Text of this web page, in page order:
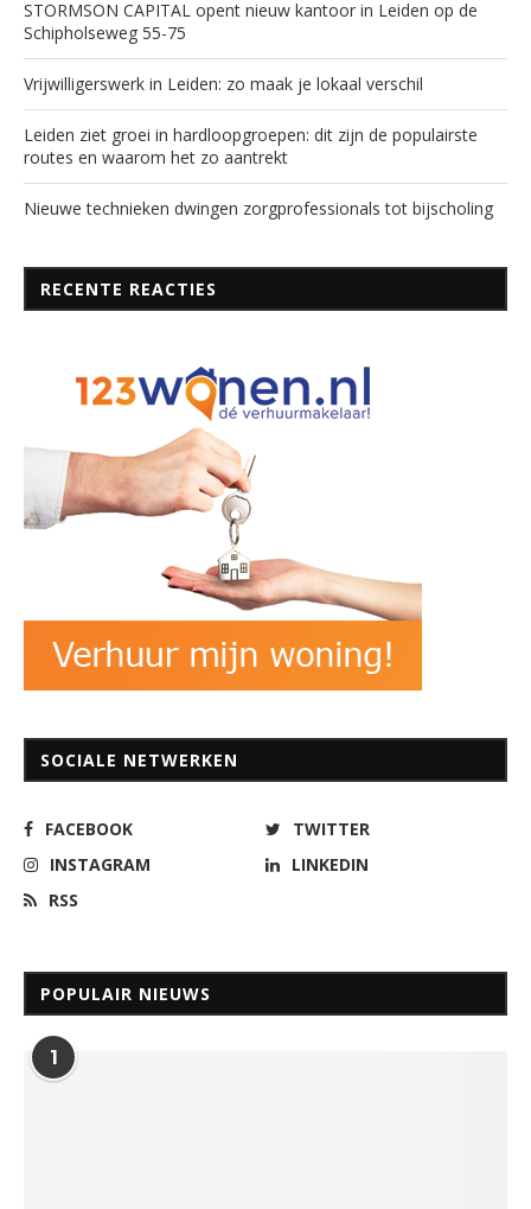
STORMSON CAPITAL opent nieuw kantoor in Leiden op de
Schipholseweg 55-75
Vrijwilligerswerk in Leiden: zo maak je lokaal verschil
Leiden ziet groei in hardloopgroepen: dit zijn de populairste
routes en waarom het zo aantrekt
Nieuwe technieken dwingen zorgprofessionals tot bijscholing
RECENTE REACTIES
SOCIALE NETWERKEN
FACEBOOK
TWITTER
INSTAGRAM
LINKEDIN
RSS
POPULAIR NIEUWS
1